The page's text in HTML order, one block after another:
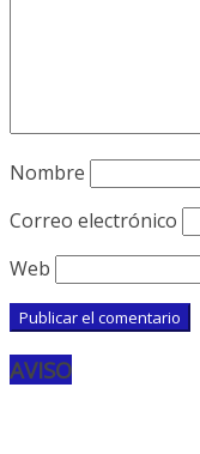
Nombre
Correo electrónico
Web
AVISO